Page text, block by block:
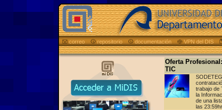
correo repositorio documentación VPN del DIS
Oferta
TIC
trabajo de
la
de una
las